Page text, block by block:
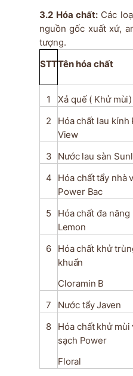
3.2 Hóa chất: Các
nguồn gốc xuất xứ,
tượng.
STTTên hóa chất
1
Xả quế ( Khửmùi)
2
Hóachất lau kính
View
3 Nước lau sàn
4
Hóa chấttẩy nhà
PowerBac
5 Hóachất đa năng
Lemon
6 Hóachất khử
khuẩn
Cloramin B
7 Nước tẩyJaven
8
Hóa chất khử mùi
sạch Power
Floral